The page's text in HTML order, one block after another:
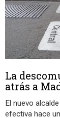
La
atrás a
El nuevo
efectiva hace